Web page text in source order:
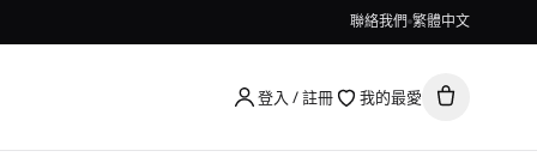
聯絡我們 繁體中文
登入 / 註冊 我的最愛